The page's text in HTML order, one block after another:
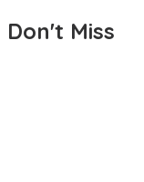
Don't Miss